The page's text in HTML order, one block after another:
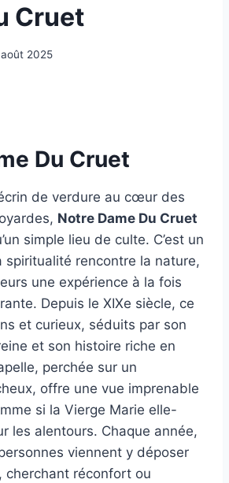
Cruet
2025
Du Cruet
de verdure au cœur des
Notre Dame Du Cruet
simple lieu de culte. C’est un
spiritualité rencontre la nature,
une expérience à la fois
Depuis le XIXe siècle, ce
et curieux, séduits par son
et son histoire riche en
perchée sur un
offre une vue imprenable
si la Vierge Marie elle-
les alentours. Chaque année,
viennent y déposer
cherchant réconfort ou